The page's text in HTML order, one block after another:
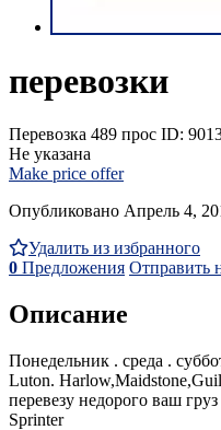
перевозки
Перевозка 489 прос ID:
Не указана
Make price offer
Опубликовано Апрель 4,
Удалить из избранного
0 Предложения Отправить
Описание
Понедельник . среда .
Luton.
перевезу недорого ваш
Sprinter